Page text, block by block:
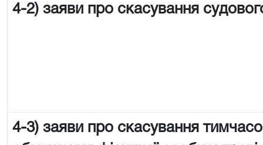
4-2) заяви про скасування
4-3) заяви про скасування